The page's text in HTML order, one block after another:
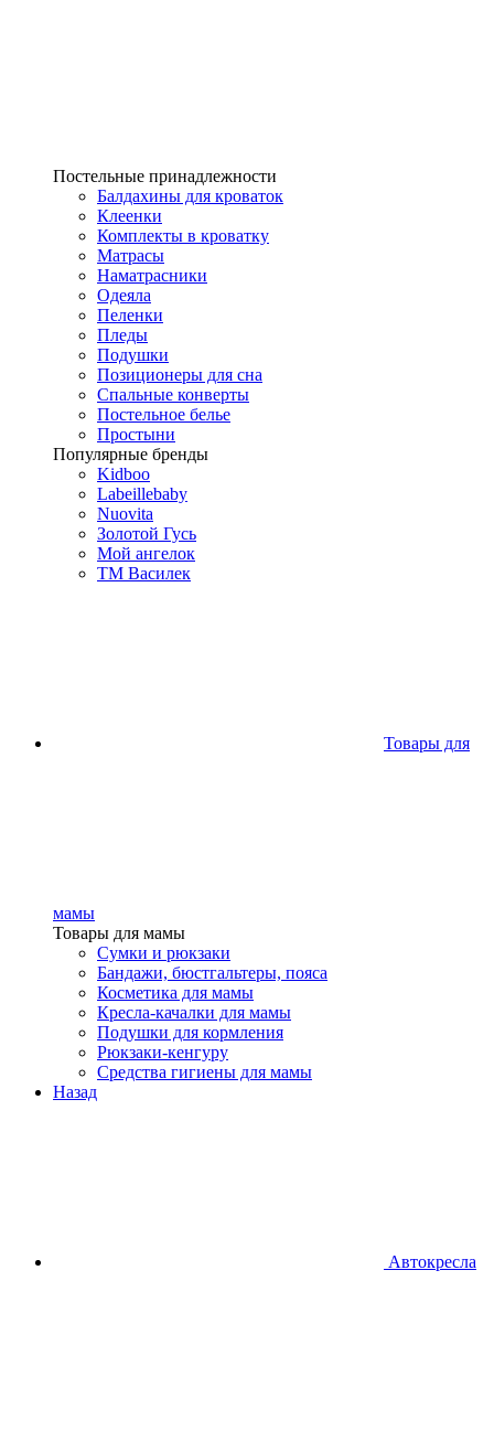
Постельные принадлежности
Балдахины для кроваток
Клеенки
Комплекты в кроватку
Матрасы
Наматрасники
Одеяла
Пеленки
Пледы
Подушки
Позиционеры для сна
Спальные конверты
Постельное белье
Простыни
Популярные бренды
Kidboo
Labeillebaby
Nuovita
Золотой Гусь
Мой ангелок
ТМ Василек
Товары для
мамы
Товары для мамы
Сумки и рюкзаки
Бандажи, бюстгальтеры, пояса
Косметика для мамы
Кресла-качалки для мамы
Подушки для кормления
Рюкзаки-кенгуру
Средства гигиены для мамы
Назад
Автокресла